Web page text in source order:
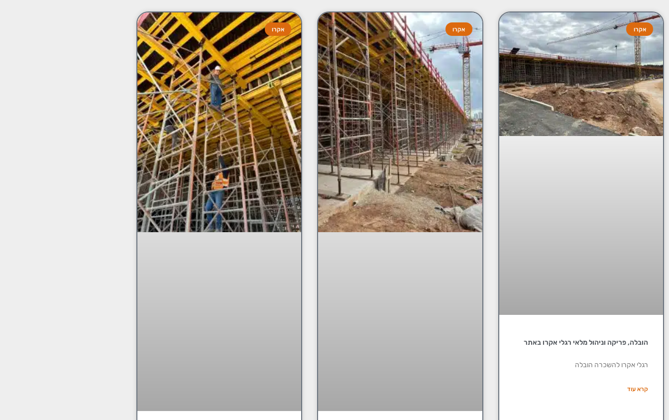
אקרו
הובלה, פריקה וניהול מלאי רגלי אקרו באתר
רגלי אקרו להשכרה הובלה
קרא עוד
אקרו אקרו